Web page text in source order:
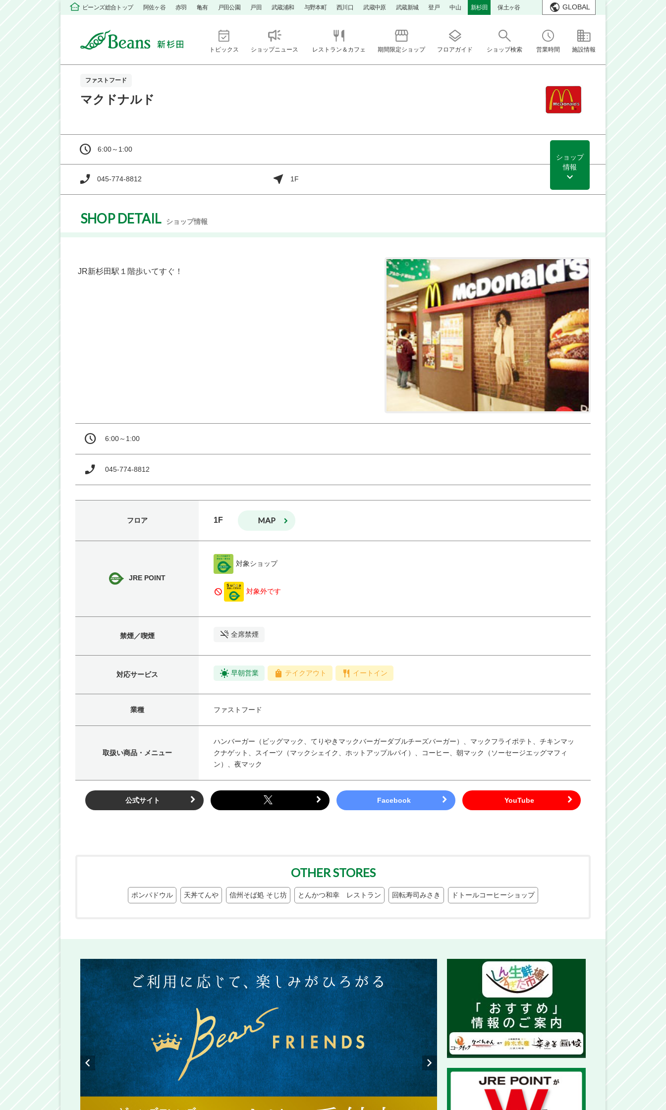
ビーンズ総合トップ 阿佐ヶ谷 赤羽 亀有 戸田公園 戸田 武蔵浦和 与野本町 西川口 武蔵中原 武蔵新城 登戸 中山 新杉田 保土ヶ谷 GLOBAL
トピックス ショップニュース レストラン＆カフェ 期間限定ショップ フロアガイド ショップ検索 営業時間 施設情報
ファストフード
マクドナルド
6:00～1:00
045-774-8812 1F
ショップ
情報
SHOP DETAIL ショップ情報
JR新杉田駅１階歩いてすぐ！
6:00～1:00
045-774-8812
フロア 1F MAP
JRE POINT
対象ショップ
block 対象外です
禁煙／喫煙 全席禁煙
対応サービス 早朝営業 テイクアウト イートイン
業種 ファストフード
取扱い商品・メニュー
ハンバーガー（ビッグマック、てりやきマックバーガーダブルチーズバーガー）、マックフライポテト、チキンマッ
クナゲット、スイーツ（マックシェイク、ホットアップルパイ）、コーヒー、朝マック（ソーセージエッグマフィ
ン）、夜マック
公式サイト
OTHER STORES
ポンパドウル 天丼てんや 信州そば処 そじ坊 とんかつ和幸 レストラン 回転寿司みさき ドトールコーヒーショップ